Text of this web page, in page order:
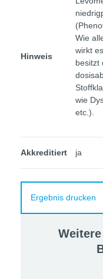
Hinweis
Wie
wirkt
besitzt
wie
etc.).
Akkreditiert ja
Ergebnis drucken